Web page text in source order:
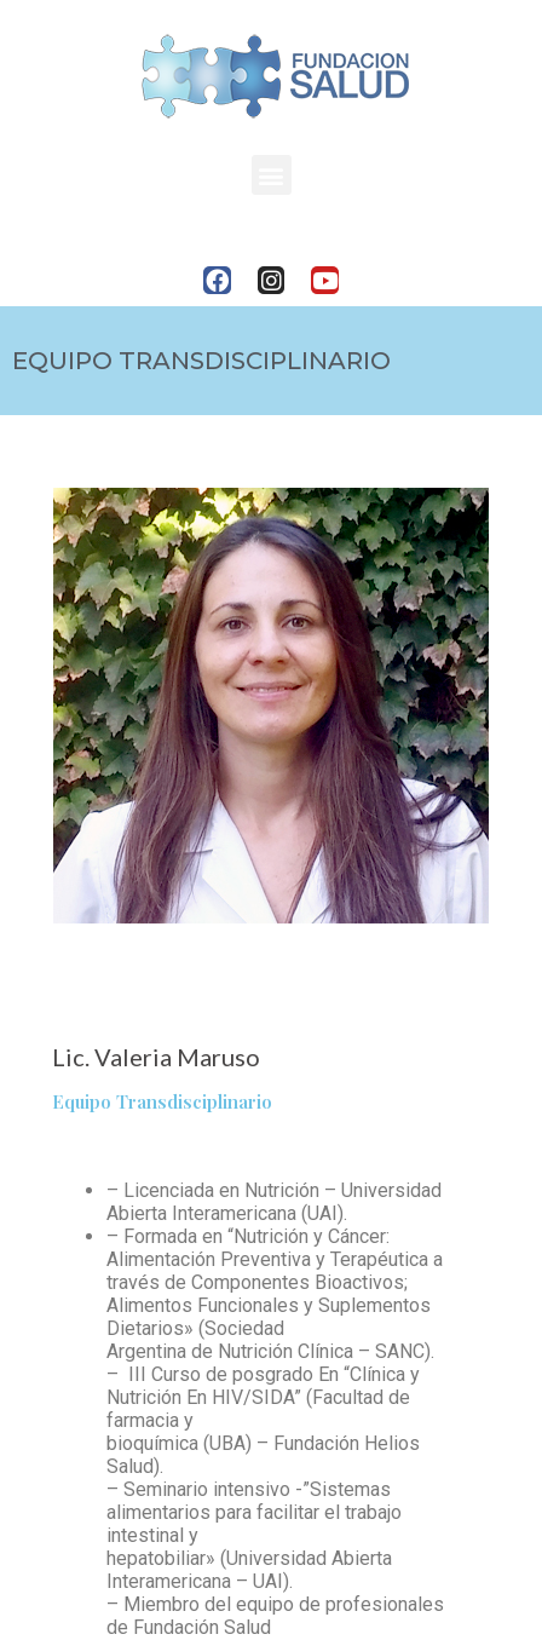
EQUIPO TRANSDISCIPLINARIO
Lic. Valeria Maruso
Equipo Transdisciplinario
– Licenciada en Nutrición – Universidad
Abierta Interamericana (UAI).
– Formada en “Nutrición y Cáncer:
Alimentación Preventiva y Terapéutica a
través de Componentes Bioactivos;
Alimentos Funcionales y Suplementos
Dietarios» (Sociedad
Argentina de Nutrición Clínica – SANC).
– III Curso de posgrado En “Clínica y
Nutrición En HIV/SIDA” (Facultad de
farmacia y
bioquímica (UBA) – Fundación Helios
Salud).
– Seminario intensivo -”Sistemas
alimentarios para facilitar el trabajo
intestinal y
hepatobiliar» (Universidad Abierta
Interamericana – UAI).
– Miembro del equipo de profesionales
de Fundación Salud